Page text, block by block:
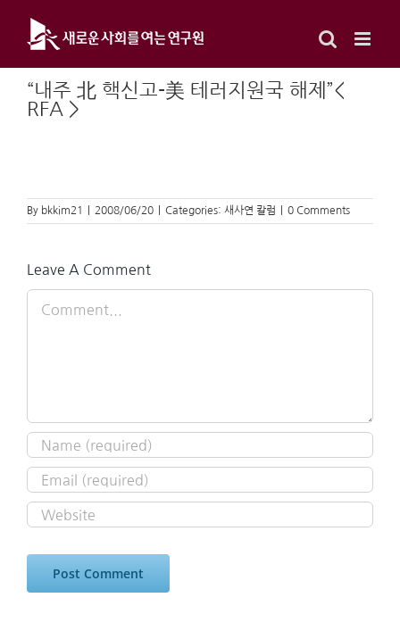
content
“내주 北 핵신고-美 테러지원국 해제”<
RFA >
By bkkim21 2008/06/20 Categories: 새사연 칼럼 0 Comments
Leave A Comment